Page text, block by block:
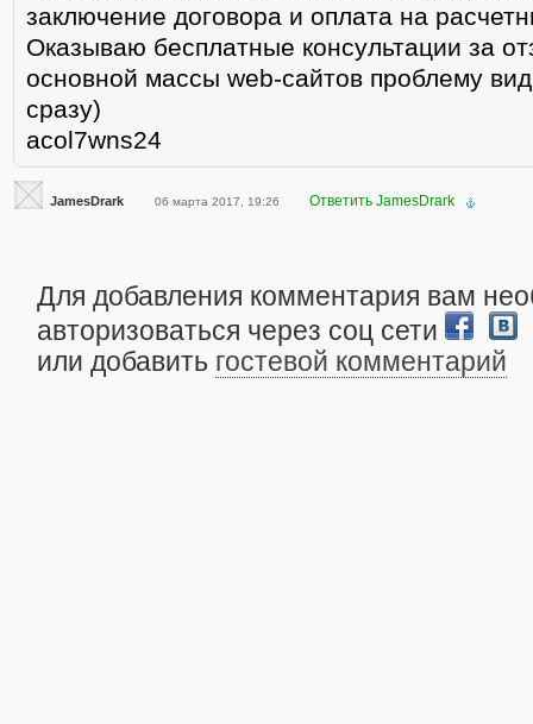
заключение договора и оплата на
Оказываю бесплатные консультации за
основной массы web-сайтов проблему
сразу)
acol7wns24
JamesDrark 06 марта 2017, 19:26 Ответить JamesDrark
Для добавления комментария вам
авторизоваться через соц сети
или добавить гостевой комментарий